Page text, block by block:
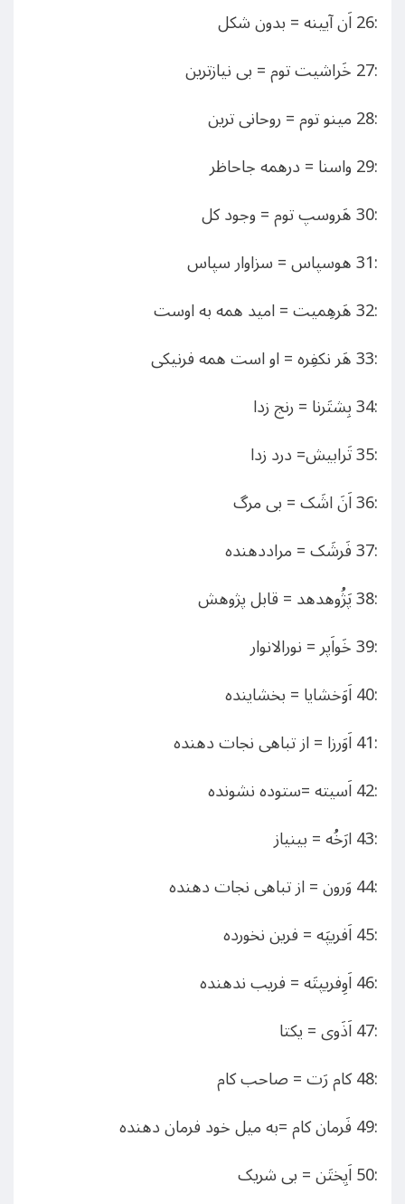
:26 اَن آیینه = بدون شکل
:27 خَراشیت توم = بی نیازترین
:28 مینو توم = روحانی ترین
:29 واسنا = درهمه جاحاظر
:30 هَروسپ توم = وجود کل
:31 هوسپاس = سزاوار سپاس
:32 هَرهِمیت = امید همه به اوست
:33 هَر نکفِره = او است همه فرنیکی
:34 بِشتَرنا = رنج زدا
:35 تَرابیش= درد زدا
:36 اَنَ اشَک = بی مرگ
:37 فَرشَک = مراددهنده
:38 پَژُوهدهد = قابل پژوهش
:39 خَواَپر = نورالانوار
:40 اَوَخشایا = بخشاینده
:41 اَوَرزا = از تباهی نجات دهنده
:42 اَسیته =ستوده نشونده
:43 ارَخُه = بینیاز
:44 وَرون = از تباهی نجات دهنده
:45 اَفریپَه = فرین نخورده
:46 اَوِفریپتَه = فریب ندهنده
:47 اَذَوی = یکتا
:48 کام رَت = صاحب کام
:49 فَرمان کام =به میل خود فرمان دهنده
:50 اَیِختَن = بی شریک